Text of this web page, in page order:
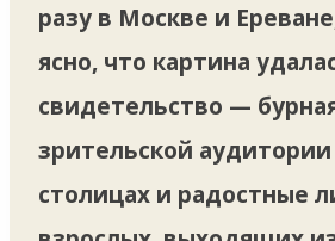
разу в Москве и
ясно, что картина
свидетельство —
зрительской
столицах и радостные